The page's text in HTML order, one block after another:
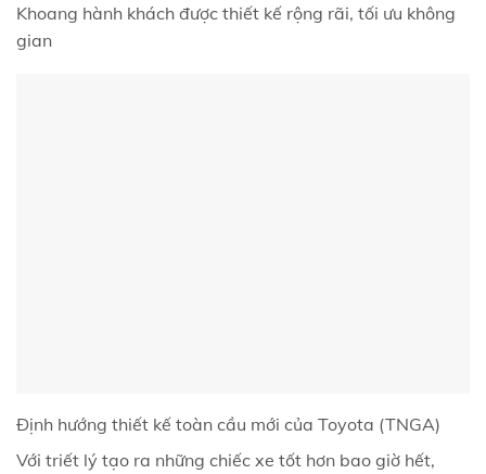
Khoang hành khách được thiết kế rộng rãi, tối ưu không
gian
Định hướng thiết kế toàn cầu mới của Toyota (TNGA)
Với triết lý tạo ra những chiếc xe tốt hơn bao giờ hết,